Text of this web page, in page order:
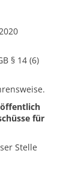
§ 14 (6)
für
Stelle